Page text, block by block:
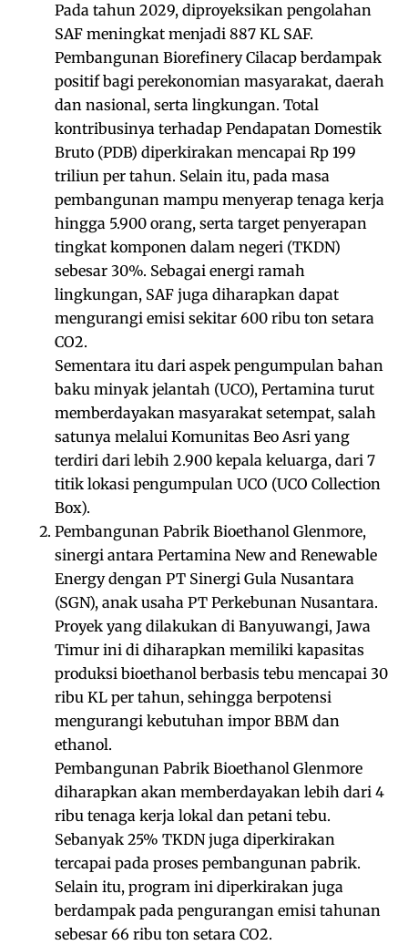
Pada tahun 2029, diproyeksikan pengolahan
SAF meningkat menjadi 887 KL SAF.
Pembangunan Biorefinery Cilacap berdampak
positif bagi perekonomian masyarakat, daerah
dan nasional, serta lingkungan. Total
kontribusinya terhadap Pendapatan Domestik
Bruto (PDB) diperkirakan mencapai Rp 199
triliun per tahun. Selain itu, pada masa
pembangunan mampu menyerap tenaga kerja
hingga 5.900 orang, serta target penyerapan
tingkat komponen dalam negeri (TKDN)
sebesar 30%. Sebagai energi ramah
lingkungan, SAF juga diharapkan dapat
mengurangi emisi sekitar 600 ribu ton setara
CO2.
Sementara itu dari aspek pengumpulan bahan
baku minyak jelantah (UCO), Pertamina turut
memberdayakan masyarakat setempat, salah
satunya melalui Komunitas Beo Asri yang
terdiri dari lebih 2.900 kepala keluarga, dari 7
titik lokasi pengumpulan UCO (UCO Collection
Box).
Pembangunan Pabrik Bioethanol Glenmore,
sinergi antara Pertamina New and Renewable
Energy dengan PT Sinergi Gula Nusantara
(SGN), anak usaha PT Perkebunan Nusantara.
Proyek yang dilakukan di Banyuwangi, Jawa
Timur ini di diharapkan memiliki kapasitas
produksi bioethanol berbasis tebu mencapai 30
ribu KL per tahun, sehingga berpotensi
mengurangi kebutuhan impor BBM dan
ethanol.
Pembangunan Pabrik Bioethanol Glenmore
diharapkan akan memberdayakan lebih dari 4
ribu tenaga kerja lokal dan petani tebu.
Sebanyak 25% TKDN juga diperkirakan
tercapai pada proses pembangunan pabrik.
Selain itu, program ini diperkirakan juga
berdampak pada pengurangan emisi tahunan
sebesar 66 ribu ton setara CO2.